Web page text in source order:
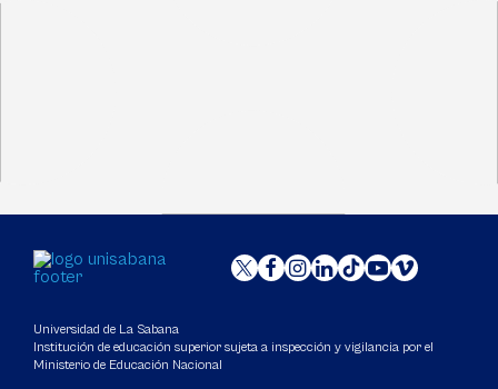
Universidad de La Sabana
Institución de educación superior sujeta a inspección y vigilancia por el
Ministerio de Educación Nacional